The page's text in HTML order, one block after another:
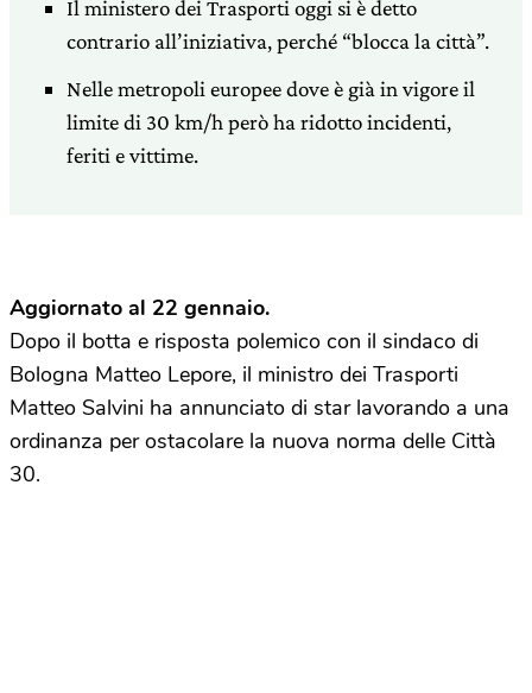
Il ministero dei Trasporti oggi si è detto
contrario all’iniziativa, perché “blocca la città”.
Nelle metropoli europee dove è già in vigore il
limite di 30 km/h però ha ridotto incidenti,
feriti e vittime.
Aggiornato al 22 gennaio.
Dopo il botta e risposta polemico con il sindaco di
Bologna Matteo Lepore, il ministro dei Trasporti
Matteo Salvini ha annunciato di star lavorando a una
ordinanza per ostacolare la nuova norma delle Città
30.